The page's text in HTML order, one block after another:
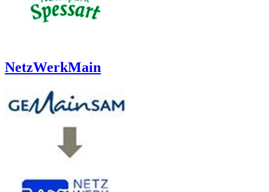
NetzWerkMain